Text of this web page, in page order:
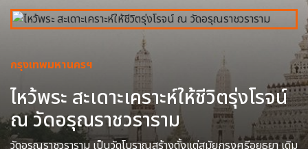
กรุงเทพมหานครฯ
ไหว้พระ สะเดาะเคราะห์ให้ชีวิตรุ่งโรจน์
ณ วัดอรุณราชวราราม
วัดอรุณราชวราราม เป็นวัดโบราณสร้างตั้งแต่สมัยกรุงศรีอยุธยา เดิม